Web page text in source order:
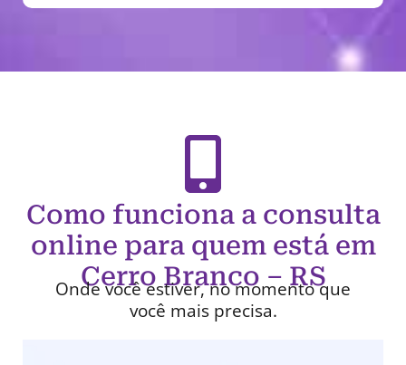
Como funciona a consulta
online para quem está em
Cerro Branco – RS
Onde você estiver, no momento que
você mais precisa.